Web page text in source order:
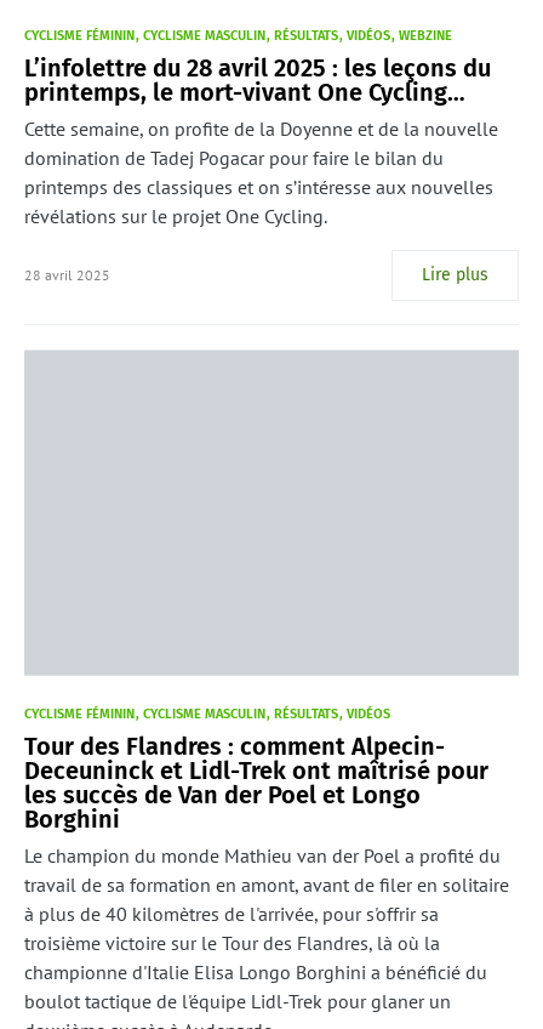
CYCLISME FÉMININ CYCLISME MASCULIN RÉSULTATS VIDÉOS WEBZINE
L’infolettre du 28 avril 2025 : les leçons du
printemps, le mort-vivant One Cycling…
Cette semaine, on profite de la Doyenne et de la nouvelle
domination de Tadej Pogacar pour faire le bilan du
printemps des classiques et on s’intéresse aux nouvelles
révélations sur le projet One Cycling.
28 avril 2025 Lire plus
CYCLISME FÉMININ CYCLISME MASCULIN RÉSULTATS VIDÉOS
Tour des Flandres : comment Alpecin-
Deceuninck et Lidl-Trek ont maîtrisé pour
les succès de Van der Poel et Longo
Borghini
Le champion du monde Mathieu van der Poel a profité du
travail de sa formation en amont, avant de filer en solitaire
à plus de 40 kilomètres de l'arrivée, pour s'offrir sa
troisième victoire sur le Tour des Flandres, là où la
championne d'Italie Elisa Longo Borghini a bénéficié du
boulot tactique de l'équipe Lidl-Trek pour glaner un